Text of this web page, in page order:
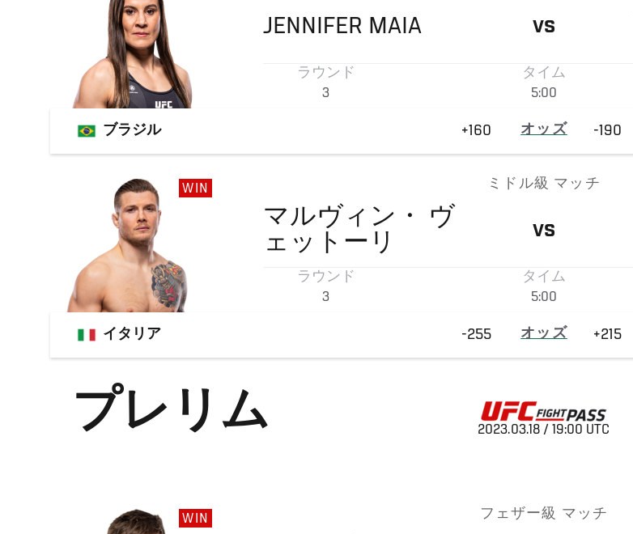
JENNIFER MAIA VS
ラウンド
3
タイム
5:00
ブラジル +160 オッズ -190
WIN ミドル級 マッチ
マルヴィン・
ヴ
ェットーリ
VS
ラウンド
3
タイム
5:00
イタリア -255 オッズ +215
プレリム 2023.03.18 / 19:00 UTC
WIN フェザー級 マッチ